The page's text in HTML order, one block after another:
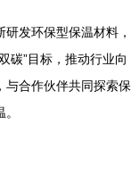
发环保型保温材料，
碳”目标，推动行业向
与合作伙伴共同探索保